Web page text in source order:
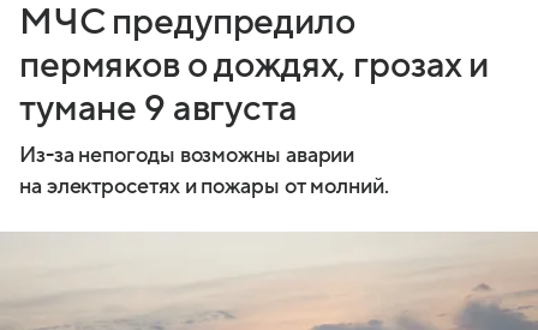
МЧС предупредило
пермяков о дождях, грозах и
тумане 9 августа
Из-за непогоды возможны аварии
на электросетях и пожары от молний.